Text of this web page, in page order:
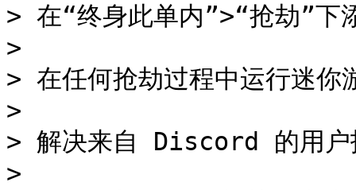
> 在“终身此单内”>“抢劫”下
>
> 在任何抢劫过程中运行迷你
>
> 解决来自 Discord 的用户
>